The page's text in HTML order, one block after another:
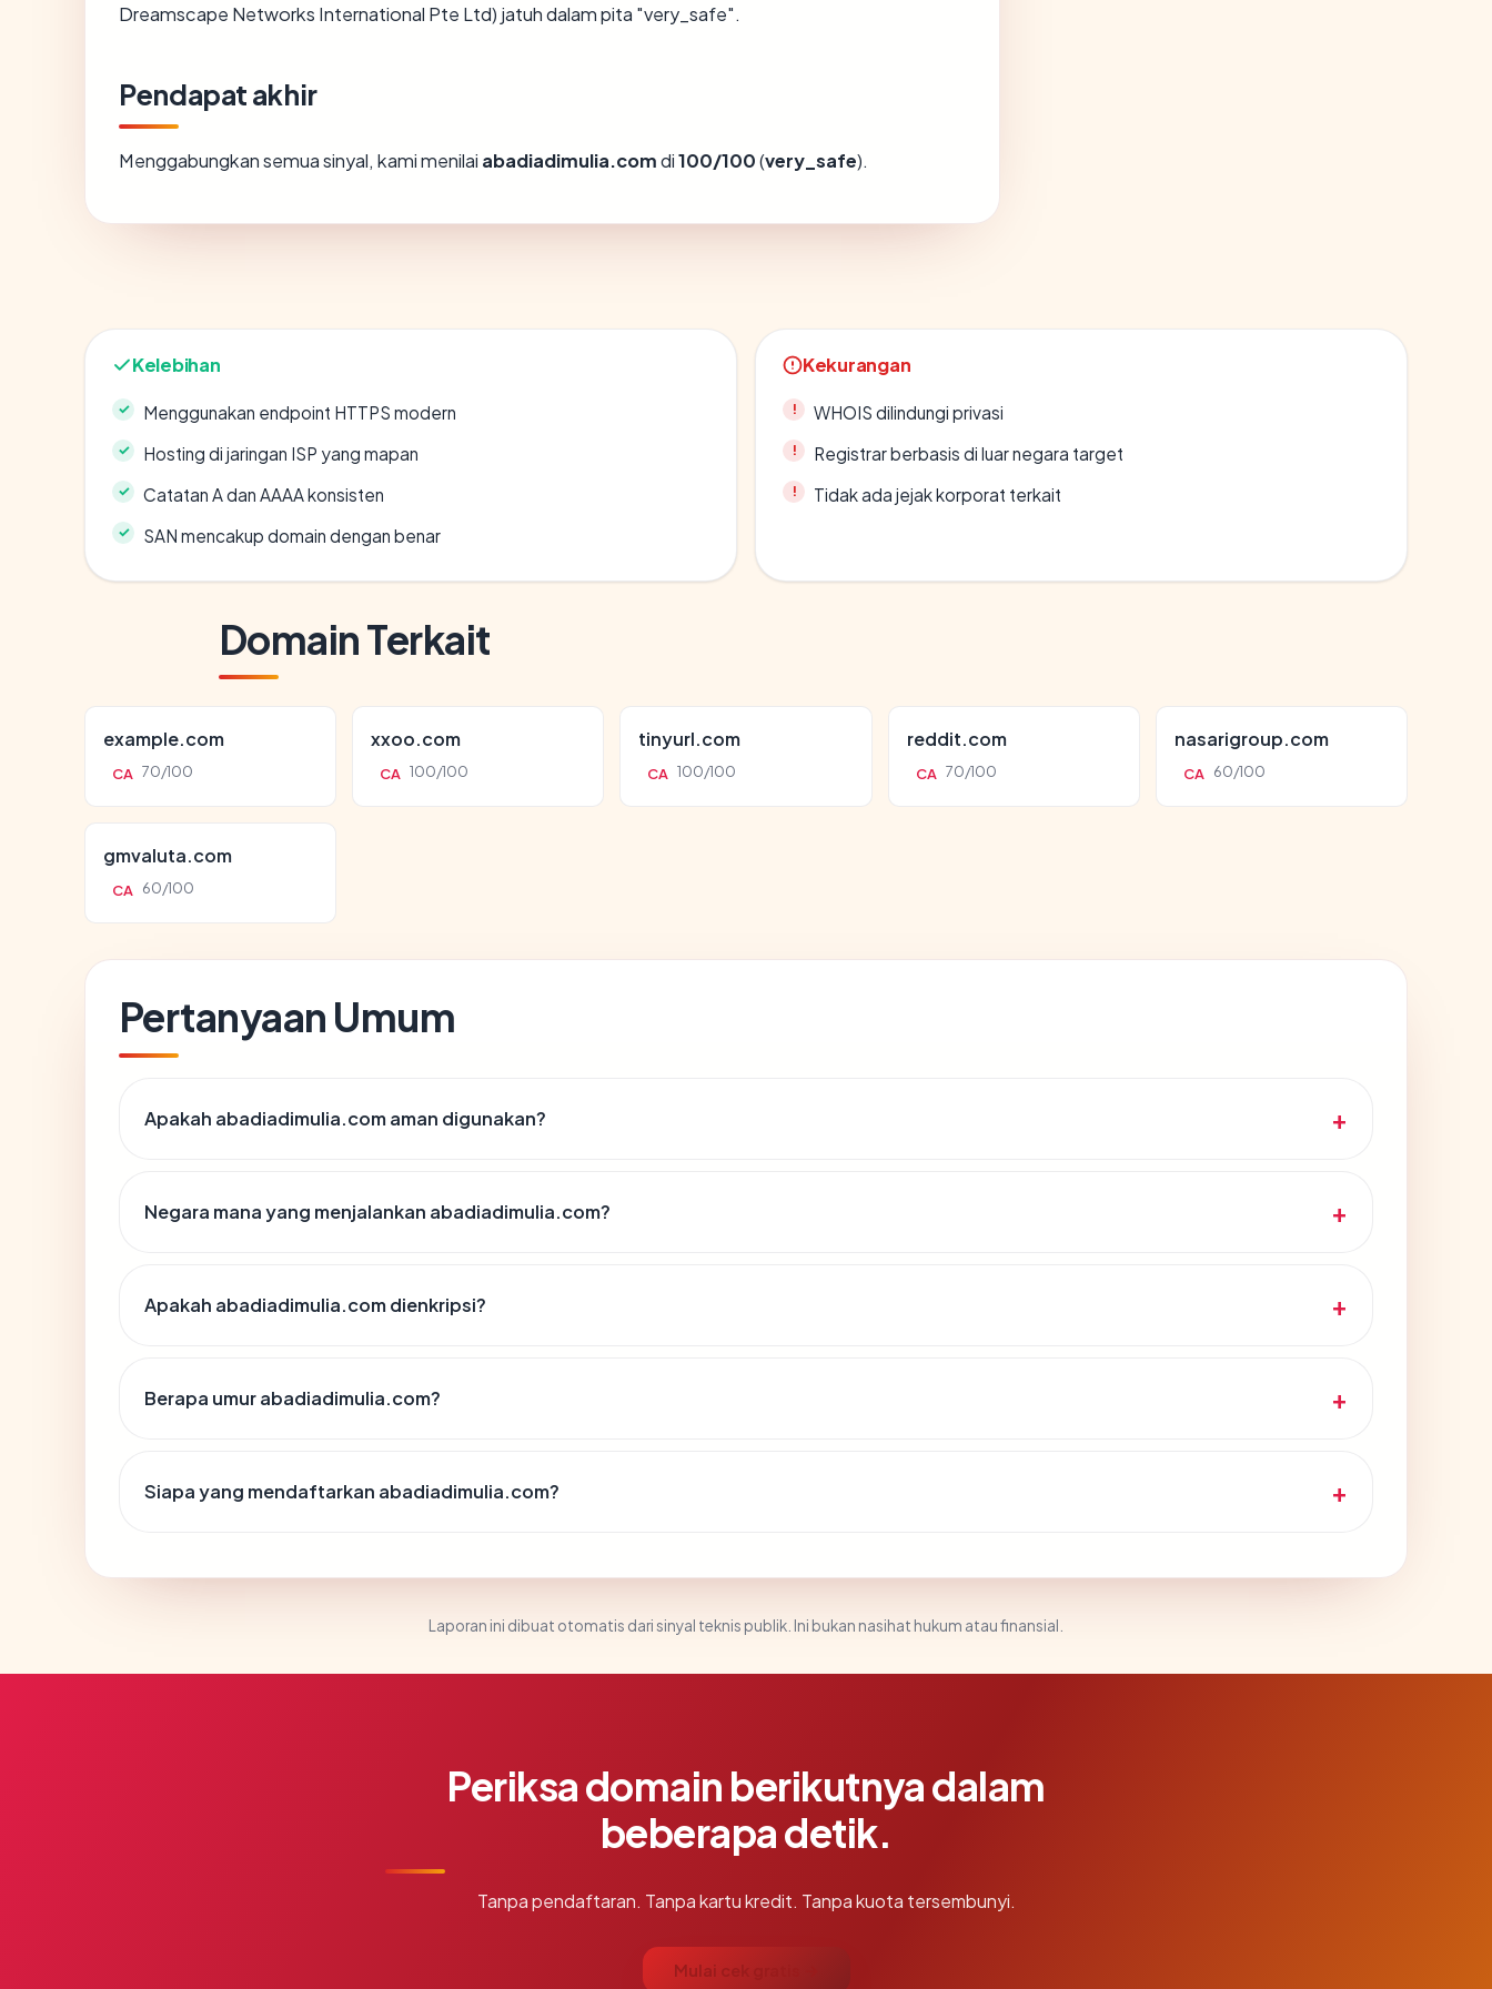
Dreamscape Networks International Pte Ltd) jatuh dalam pita "very_safe".
Pendapat akhir
Menggabungkan semua sinyal, kami menilai abadiadimulia.comdi100/100(very_safe).
Kelebihan
Menggunakan endpoint HTTPS modern
Hosting di jaringan ISP yang mapan
Catatan A dan AAAA konsisten
SAN mencakup domain dengan benar
Kekurangan
WHOIS dilindungi privasi
Registrar berbasis di luar negara target
Tidak ada jejak korporat terkait
Domain Terkait
example.com
CA 70/100
xxoo.com
CA 100/100
tinyurl.com
CA 100/100
reddit.com
CA 70/100
nasarigroup.com
CA 60/100
gmvaluta.com
CA 60/100
Pertanyaan Umum
Apakah abadiadimulia.com aman digunakan?
Negara mana yang menjalankan abadiadimulia.com?
Apakah abadiadimulia.com dienkripsi?
Berapa umur abadiadimulia.com?
Siapa yang mendaftarkan abadiadimulia.com?
Laporan ini dibuat otomatis dari sinyal teknis publik. Ini bukan nasihat hukum atau finansial.
Periksa domain berikutnya dalam
beberapa detik.
Tanpa pendaftaran. Tanpa kartu kredit. Tanpa kuota tersembunyi.
Mulai cek gratis →